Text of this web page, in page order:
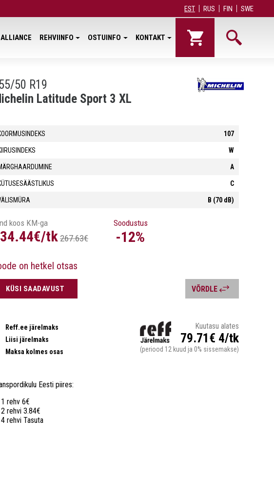
EST RUS FIN SWE
ALLIANCE REHVIINFO OSTUINFO KONTAKT
50 R19
Latitude Sport 3 XL
107
W
A
C
B (70 dB)
koos KM-ga
tk267.63€
Soodustus
-12%
on hetkel otsas
KÜSI SAADAVUST VÕRDLE
Reff.ee järelmaks
Liisi järelmaks
Maksa kolmes osas
Kuutasu alates
79.71€ 4/tk
(periood 12 kuud ja 0% sissemakse)
Eesti piires:
1 rehv 6€
2 rehvi 3.84€
4 rehvi Tasuta